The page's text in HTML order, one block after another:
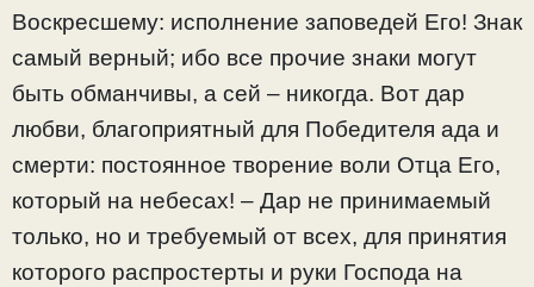
Воскресшему: исполнение заповедей Его! Знак
самый верный; ибо все прочие знаки могут
быть обманчивы, а сей – никогда. Вот дар
любви, благоприятный для Победителя ада и
смерти: постоянное творение воли Отца Его,
который на небесах! – Дар не принимаемый
только, но и требуемый от всех, для принятия
которого распростерты и руки Господа на